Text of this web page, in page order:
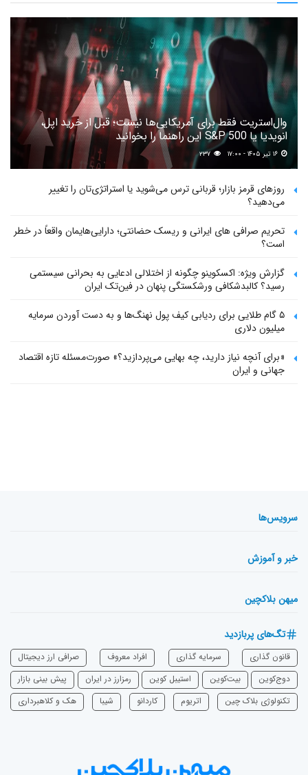
وال‌استریت فقط برای آمریکایی‌ها نیست؛ قبل از خرید اپل،
انویدیا یا S&P 500 این راهنما را بخوانید
۲۳۷
روزهای قرمز بازار؛ قربانی ترس می‌شوید یا استراتژی‌تان را تغییر
می‌دهید؟
تحریم صرافی های ایرانی و ریسک حضانتی؛ دارایی‌هایمان واقعاً در خطر
است؟
گزارش ویژه: اکسکوینو چگونه از اختلالی ادعایی به بحرانی سیستمی
رسید؟ کالبدشکافی ورشکستگی پنهان در فین‌تک ایران
۵ گام طلایی برای ردیابی کیف پول‌ نهنگ‌ها و به دست آوردن سرمایه
میلیون دلاری
«برای آنچه نیاز دارید، چه بهایی می‌پردازید؟» صورت‌مسئله تازه اقتصاد
جهانی و ایران
سرویس‌ها
خبر و آموزش
میهن بلاکچین
تگ‌های پربازدید
قانون گذاری سرمایه‌ گذاری افراد معروف
صرافی ارز دیجیتال
دوج‌کوین
بیت‌کوین استیبل کوین رمزارز در ایران
پیش بینی بازار
تکنولوژی بلاک چین
اتریوم ‌کاردانو شیبا هک و کلاهبرداری